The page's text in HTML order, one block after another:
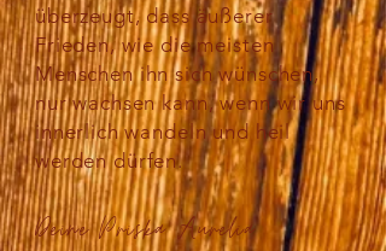
überzeugt, dass äußerer
Frieden, wie die meisten
Menschen ihn sich wünschen,
nur wachsen kann, wenn wir uns
innerlich wandeln und heil
werden dürfen.
Deine Priska Aurelia